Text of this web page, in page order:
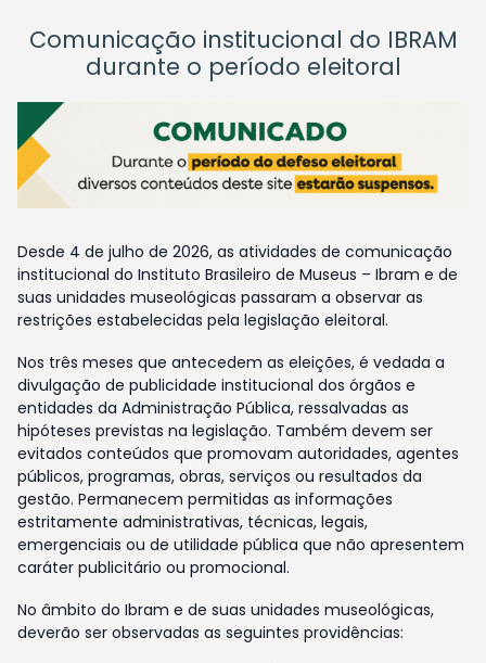
Comunicação institucional do IBRAM
durante o período eleitoral
Desde 4 de julho de 2026, as atividades de comunicação
institucional do Instituto Brasileiro de Museus – Ibram e de
suas unidades museológicas passaram a observar as
restrições estabelecidas pela legislação eleitoral.
Nos três meses que antecedem as eleições, é vedada a
divulgação de publicidade institucional dos órgãos e
entidades da Administração Pública, ressalvadas as
hipóteses previstas na legislação. Também devem ser
evitados conteúdos que promovam autoridades, agentes
públicos, programas, obras, serviços ou resultados da
gestão. Permanecem permitidas as informações
estritamente administrativas, técnicas, legais,
emergenciais ou de utilidade pública que não apresentem
caráter publicitário ou promocional.
No âmbito do Ibram e de suas unidades museológicas,
deverão ser observadas as seguintes providências: